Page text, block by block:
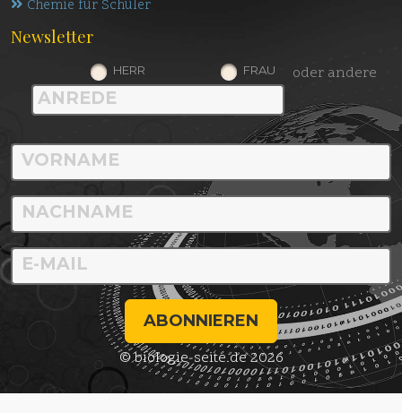
Chemie für Schüler
Newsletter
HERR FRAU oder andere
ABONNIEREN
© biologie-seite.de 2026